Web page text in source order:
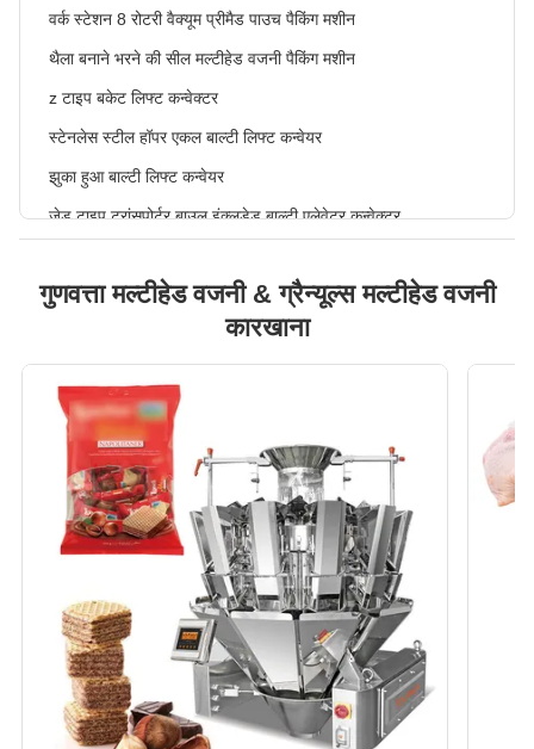
वर्क स्टेशन 8 रोटरी वैक्यूम प्रीमैड पाउच पैकिंग मशीन
थैला बनाने भरने की सील मल्टीहेड वजनी पैकिंग मशीन
z टाइप बकेट लिफ्ट कन्वेक्टर
स्टेनलेस स्टील हॉपर एकल बाल्टी लिफ्ट कन्वेयर
झुका हुआ बाल्टी लिफ्ट कन्वेयर
जेड टाइप ट्रांसपोर्टर बाउल इंक्लूडेड बाल्टी एलेवेटर कन्वेक्टर
पाउडर पैकेजिंग सर्पिल पेंच बाल्टी लिफ्ट कन्वेयर
बल्क कार्गो बॉक्सिंग बैगेड उत्पाद क्षैतिज बेल्ट कन्वेयर
स्टेनलेस स्टील Motorized लचीला लचीला रोलर कन्वेयर
इनलाइन टेक अवे चैन बेल्ट बकेट एलेवेटर कन्वेयर
200 ग्राम जाँच वजन
CW500 की जाँच करें वजन
उच्च संवेदनशीलता क्षैतिज ऑटो कन्वेयर धातु डिटेक्टर मशीन
ग्रेविटी फ्री फॉल पाउडर दानेदार कन्वेयर मेटल डिटेक्टर मशीन
17 इंच टच स्क्रीन 150W खाद्य एक्स रे निरीक्षण प्रणाली
गुणवत्ता मल्टीहेड वजनी & ग्रैन्यूल्स मल्टीहेड वजनी
कारखाना